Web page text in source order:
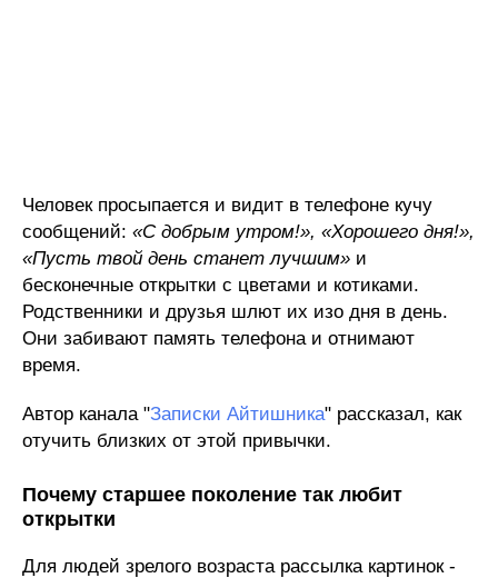
Человек просыпается и видит в телефоне кучу
сообщений: «С добрым утром!», «Хорошего дня!»,
«Пусть твой день станет лучшим» и
бесконечные открытки с цветами и котиками.
Родственники и друзья шлют их изо дня в день.
Они забивают память телефона и отнимают
время.
Автор канала "Записки Айтишника" рассказал, как
отучить близких от этой привычки.
Почему старшее поколение так любит
открытки
Для людей зрелого возраста рассылка картинок -